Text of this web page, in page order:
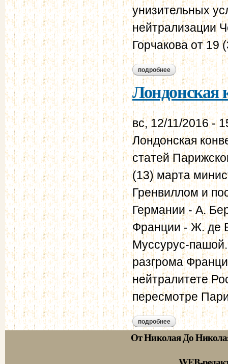
унизительных
нейтрализации
Горчакова от 19
подробнее о лондонская
Лондонская
вс, 12/11/2016 -
Лондонская
статей
(13) марта
Гренвиллом и
Германии - А.
Франции - Ж. де
Муссурус-
разгрома
нейтралитете
пересмотре
подробнее о лондонская
От Николая До